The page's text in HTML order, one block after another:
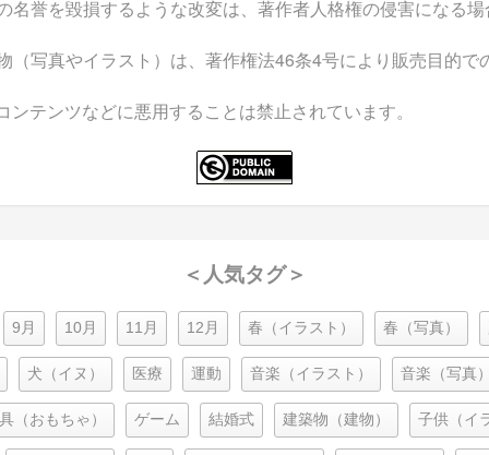
誉を毀損するような改変は、著作者人格権の侵害になる
写真やイラスト）は、著作権法46条4号により販売目的で
テンツなどに悪用することは禁止されています。
＜人気タグ＞
9月 10月 11月 12月 春（イラスト） 春（写真）
犬（イヌ） 医療 運動 音楽（イラスト） 音楽（写真
（おもちゃ） ゲーム 結婚式 建築物（建物） 子供（イ